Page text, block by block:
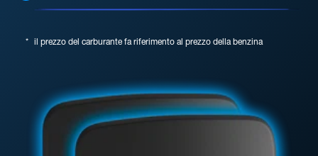
* il prezzo del carburante fa riferimento al prezzo della benzina